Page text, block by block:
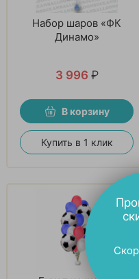
Набор шаров «ФК
Динамо»
3 996 ₽
В корзину
Купить в 1 клик